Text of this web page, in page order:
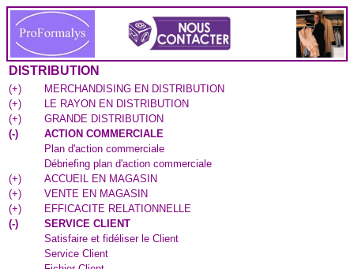
DISTRIBUTION
(+)
MERCHANDISING EN DISTRIBUTION
(+)
LE RAYON EN DISTRIBUTION
(+)
GRANDE DISTRIBUTION
(-)
ACTION COMMERCIALE
Plan d'action commerciale
Débriefing plan d'action commerciale
(+)
ACCUEIL EN MAGASIN
(+)
VENTE EN MAGASIN
(+)
EFFICACITE RELATIONNELLE
(-)
SERVICE CLIENT
Satisfaire et fidéliser le Client
Service Client